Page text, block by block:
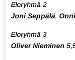
Eloryhmä 2
Joni Seppälä,
Eloryhmä 3
Oliver Nieminen